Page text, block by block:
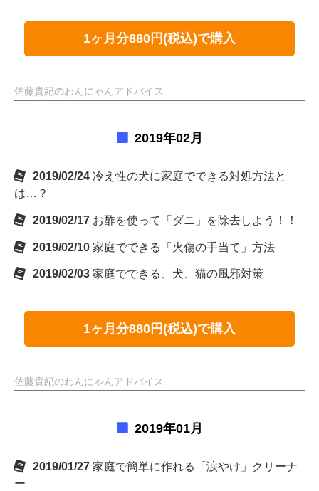
1ヶ月分880円(税込)で購入
佐藤貴紀のわんにゃんアドバイス
2019年02月
2019/02/24 冷え性の犬に家庭でできる対処方法と
は…？
2019/02/17 お酢を使って「ダニ」を除去しよう！！
2019/02/10 家庭でできる「火傷の手当て」方法
2019/02/03 家庭でできる、犬、猫の風邪対策
1ヶ月分880円(税込)で購入
佐藤貴紀のわんにゃんアドバイス
2019年01月
2019/01/27 家庭で簡単に作れる「涙やけ」クリーナ
ー